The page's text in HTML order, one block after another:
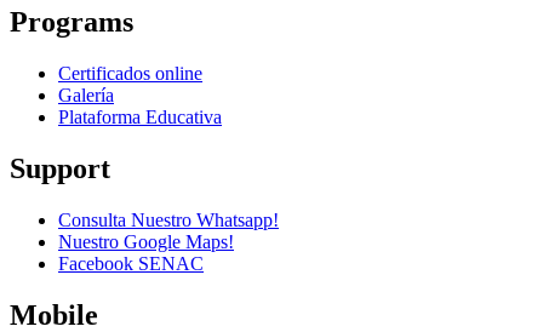
Programs
Certificados online
Galería
Plataforma Educativa
Support
Consulta Nuestro Whatsapp!
Nuestro Google Maps!
Facebook SENAC
Mobile